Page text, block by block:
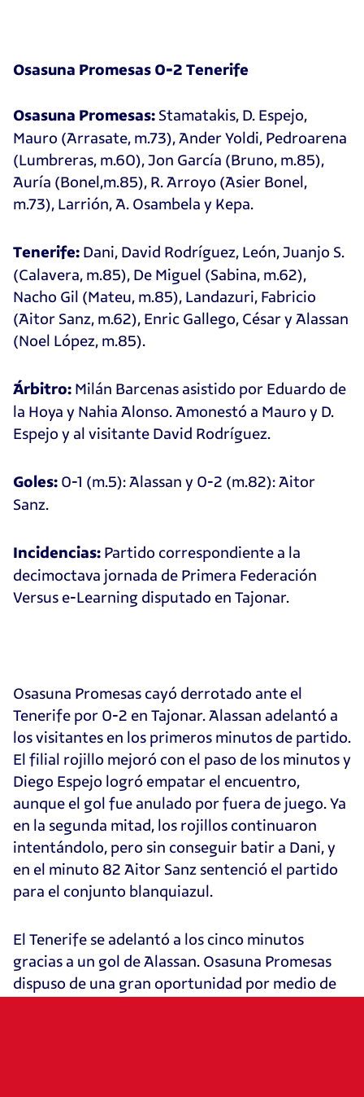
Osasuna Promesas 0-2 Tenerife
Osasuna Promesas: Stamatakis, D. Espejo,
Mauro (Arrasate, m.73), Ander Yoldi, Pedroarena
(Lumbreras, m.60), Jon García (Bruno, m.85),
Auría (Bonel,m.85), R. Arroyo (Asier Bonel,
m.73), Larrión, A. Osambela y Kepa.
Tenerife: Dani, David Rodríguez, León, Juanjo S.
(Calavera, m.85), De Miguel (Sabina, m.62),
Nacho Gil (Mateu, m.85), Landazuri, Fabricio
(Aitor Sanz, m.62), Enric Gallego, César y Alassan
(Noel López, m.85).
Árbitro: Milán Barcenas asistido por Eduardo de
la Hoya y Nahia Alonso. Amonestó a Mauro y D.
Espejo y al visitante David Rodríguez.
Goles: 0-1 (m.5): Alassan y 0-2 (m.82): Aitor
Sanz.
Incidencias: Partido correspondiente a la
decimoctava jornada de Primera Federación
Versus e-Learning disputado en Tajonar.
Osasuna Promesas cayó derrotado ante el
Tenerife por 0-2 en Tajonar. Alassan adelantó a
los visitantes en los primeros minutos de partido.
El filial rojillo mejoró con el paso de los minutos y
Diego Espejo logró empatar el encuentro,
aunque el gol fue anulado por fuera de juego. Ya
en la segunda mitad, los rojillos continuaron
intentándolo, pero sin conseguir batir a Dani, y
en el minuto 82 Aitor Sanz sentenció el partido
para el conjunto blanquiazul.
El Tenerife se adelantó a los cinco minutos
gracias a un gol de Alassan. Osasuna Promesas
dispuso de una gran oportunidad por medio de